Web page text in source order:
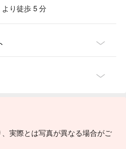
り徒歩 5 分
実際とは写真が異なる場合がご